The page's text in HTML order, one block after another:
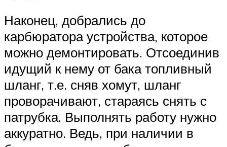
Наконец, добрались до
карбюратора устройства, которое
можно демонтировать. Отсоединив
идущий к нему от бака топливный
шланг, т.е. сняв хомут, шланг
проворачивают, стараясь снять с
патрубка. Выполнять работу нужно
аккуратно. Ведь, при наличии в